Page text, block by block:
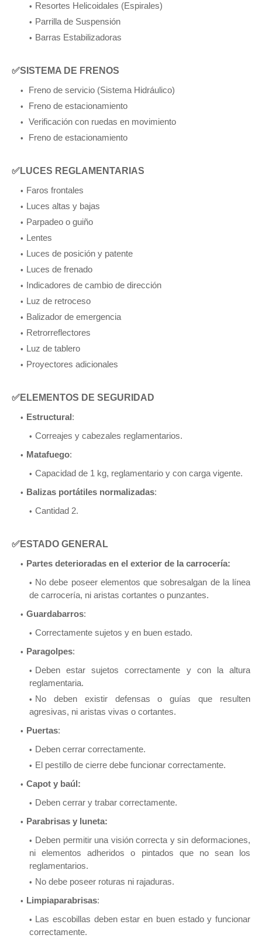
Resortes Helicoidales (Espirales)
Parrilla de Suspensión
Barras Estabilizadoras
✅SISTEMA DE FRENOS
Freno de servicio (Sistema Hidráulico)
Freno de estacionamiento
Verificación con ruedas en movimiento
Freno de estacionamiento
✅LUCES REGLAMENTARIAS
Faros frontales
Luces altas y bajas
Parpadeo o guiño
Lentes
Luces de posición y patente
Luces de frenado
Indicadores de cambio de dirección
Luz de retroceso
Balizador de emergencia
Retrorreflectores
Luz de tablero
Proyectores adicionales
✅ELEMENTOS DE SEGURIDAD
Estructural:
Correajes y cabezales reglamentarios.
Matafuego:
Capacidad de 1 kg, reglamentario y con carga vigente.
Balizas portátiles normalizadas:
Cantidad 2.
✅ESTADO GENERAL
Partes deterioradas en el exterior de la carrocería:
No debe poseer elementos que sobresalgan de la línea
de carrocería, ni aristas cortantes o punzantes.
Guardabarros:
Correctamente sujetos y en buen estado.
Paragolpes:
Deben estar sujetos correctamente y con la altura
reglamentaria.
No deben existir defensas o guías que resulten
agresivas, ni aristas vivas o cortantes.
Puertas:
Deben cerrar correctamente.
El pestillo de cierre debe funcionar correctamente.
Capot y baúl:
Deben cerrar y trabar correctamente.
Parabrisas y luneta:
Deben permitir una visión correcta y sin deformaciones,
ni elementos adheridos o pintados que no sean los
reglamentarios.
No debe poseer roturas ni rajaduras.
Limpiaparabrisas:
Las escobillas deben estar en buen estado y funcionar
correctamente.